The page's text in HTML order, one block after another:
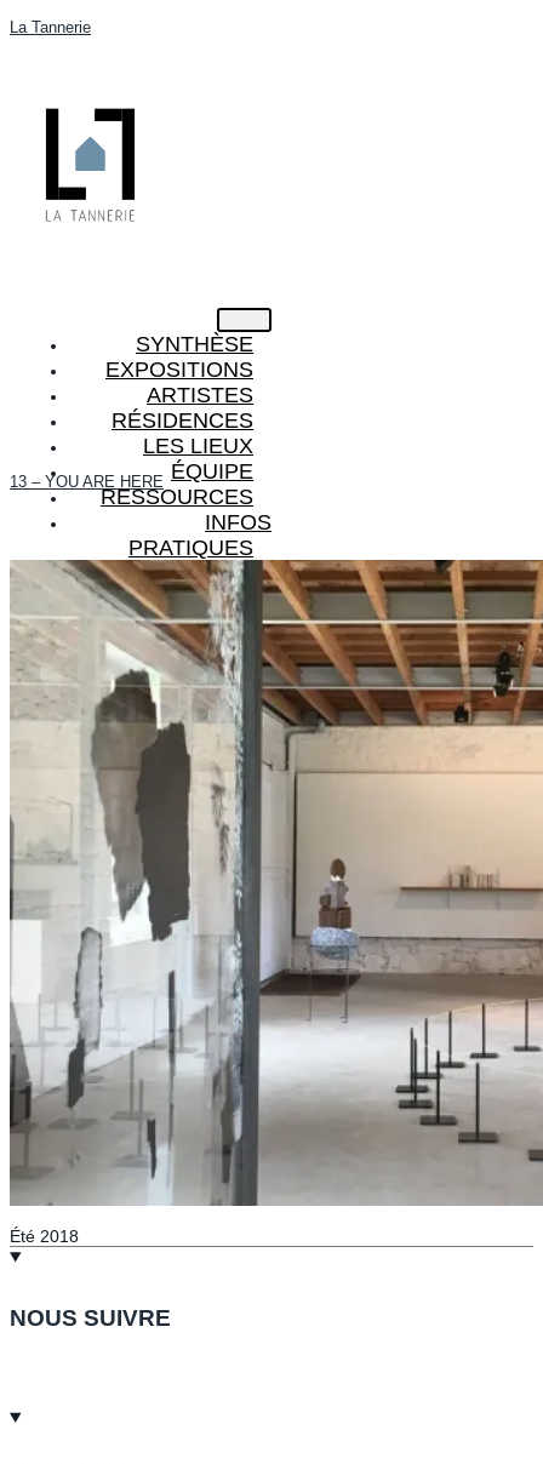
La Tannerie
SYNTHÈSE
EXPOSITIONS
ARTISTES
RÉSIDENCES
LES LIEUX
ÉQUIPE
RESSOURCES
INFOS
PRATIQUES
X
13 – YOU ARE HERE
Été 2018
NOUS SUIVRE